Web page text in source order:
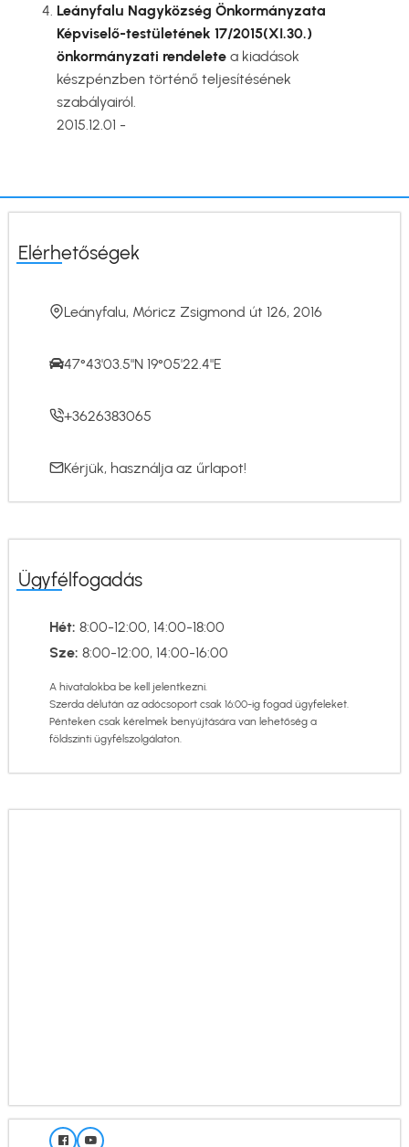
Leányfalu Nagyközség Önkormányzata
Képviselő-testületének 17/2015(XI.30.)
önkormányzati rendelete a kiadások
készpénzben történő teljesítésének
szabályairól.
2015.12.01 -
Elérhetőségek
Leányfalu, Móricz Zsigmond út 126, 2016
47°43'03.5"N 19°05'22.4"E
+3626383065
Kérjük, használja az űrlapot!
Ügyfélfogadás
Hét: 8:00-12:00, 14:00-18:00
Sze: 8:00-12:00, 14:00-16:00
A hivatalokba be kell jelentkezni.
Szerda délután az adócsoport csak 16:00-ig fogad ügyfeleket.
Pénteken csak kérelmek benyújtására van lehetőség a
földszinti ügyfélszolgálaton.